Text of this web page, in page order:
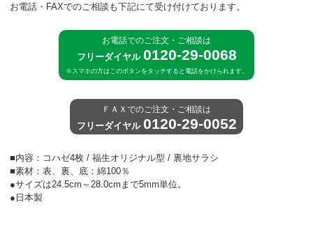
お電話・FAXでのご相談も下記にて受け付けております。
お電話でのご注文・ご相談は
フリーダイヤル 0120-29-0068
※スマホの方はこのボタンをタッチすると電話をかけられます。
ＦＡＸでのご注文・ご相談は
フリーダイヤル 0120-29-0052
■内容：コハゼ4枚 / 福生オリジナル型 / 裏地サラシ
■素材：表、裏、底：綿100％
●サイズは24.5cm～28.0cmまで5mm単位。
●日本製